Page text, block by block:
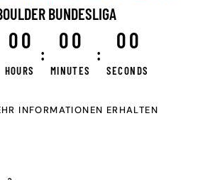
BUNDESLIGA
00
HOURS
:
00
MINUTES
:
00
SECONDS
INFORMATIONEN ERHALTEN